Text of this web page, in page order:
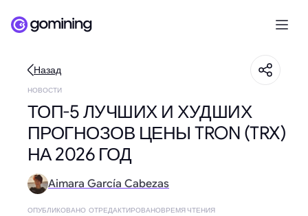
Назад
НОВОСТИ
ТОП-5 ЛУЧШИХ И ХУДШИХ
ПРОГНОЗОВ ЦЕНЫ TRON (TRX)
НА 2026 ГОД
Aimara García Cabezas
ОПУБЛИКОВАНО ОТРЕДАКТИРОВАНОВРЕМЯ ЧТЕНИЯ